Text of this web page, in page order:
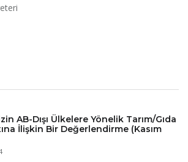
AB-Dışı Ülkelere Yönelik Tarım/Gıda
İlişkin Bir Değerlendirme (Kasım